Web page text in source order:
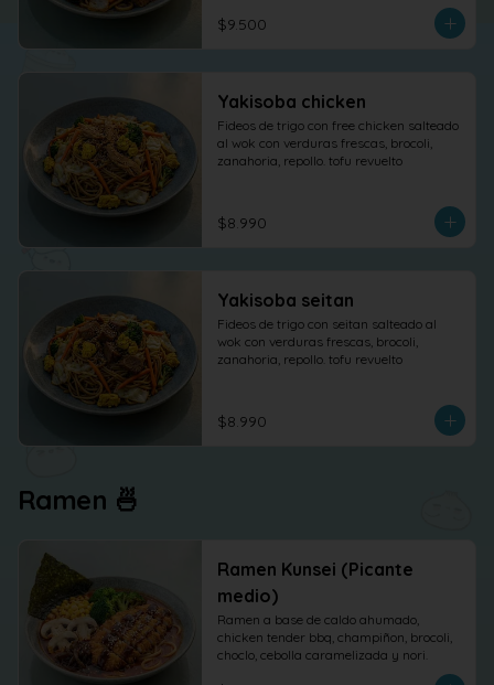
$9.500
Yakisoba chicken
Fideos de trigo con free chicken salteado
al wok con verduras frescas, brocoli,
zanahoria, repollo. tofu revuelto
$8.990
Yakisoba seitan
Fideos de trigo con seitan salteado al
wok con verduras frescas, brocoli,
zanahoria, repollo. tofu revuelto
$8.990
Ramen 🍜
Ramen Kunsei (Picante
medio)
Ramen a base de caldo ahumado,
chicken tender bbq, champiñon, brocoli,
choclo, cebolla caramelizada y nori.